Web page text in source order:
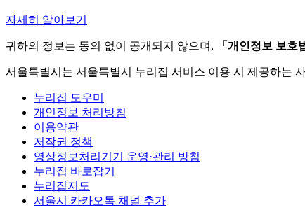
자세히 알아보기
귀하의 정보는 동의 없이 공개되지 않으며, 「개인정보 보호
서울특별시는 서울특별시 누리집 서비스 이용 시 제공하는
누리집 도우미
개인정보 처리방침
이용약관
저작권 정책
영상정보처리기기 운영·관리 방침
누리집 바로잡기
누리집지도
서울시 카카오톡 채널 추가